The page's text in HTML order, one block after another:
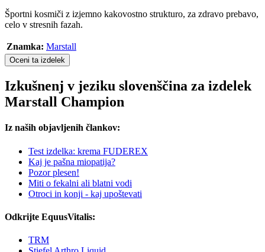
Športni kosmiči z izjemno kakovostno strukturo, za zdravo prebavo,
celo v stresnih fazah.
Znamka: Marstall
Oceni ta izdelek
Izkušnenj v jeziku slovenščina za izdelek
Marstall Champion
Iz naših objavljenih člankov:
Test izdelka: krema FUDEREX
Kaj je pašna miopatija?
Pozor plesen!
Miti o fekalni ali blatni vodi
Otroci in konji - kaj upoštevati
Odkrijte EquusVitalis:
TRM